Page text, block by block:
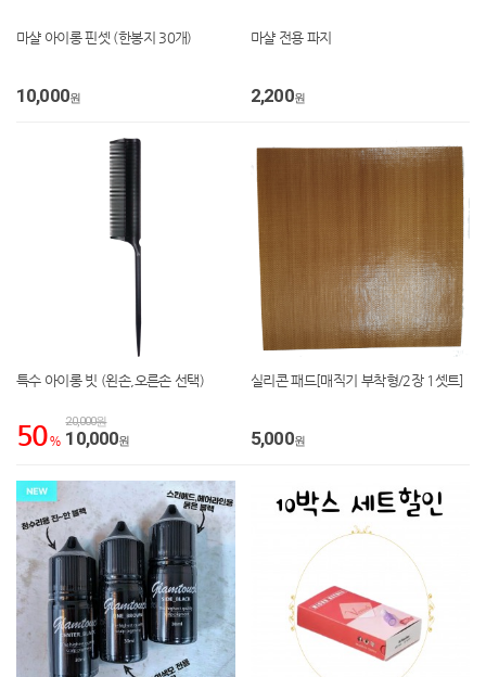
마샬 아이롱 핀셋 (한봉지 30개)
10,000원
마샬 전용 파지
2,200원
특수 아이롱 빗 (왼손,오른손 선택)
50 %
20,000원
10,000원
실리콘 패드[매직기 부착형/2장 1셋트]
5,000원